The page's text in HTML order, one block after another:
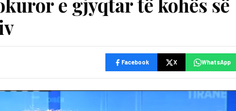
Facebook X WhatsApp